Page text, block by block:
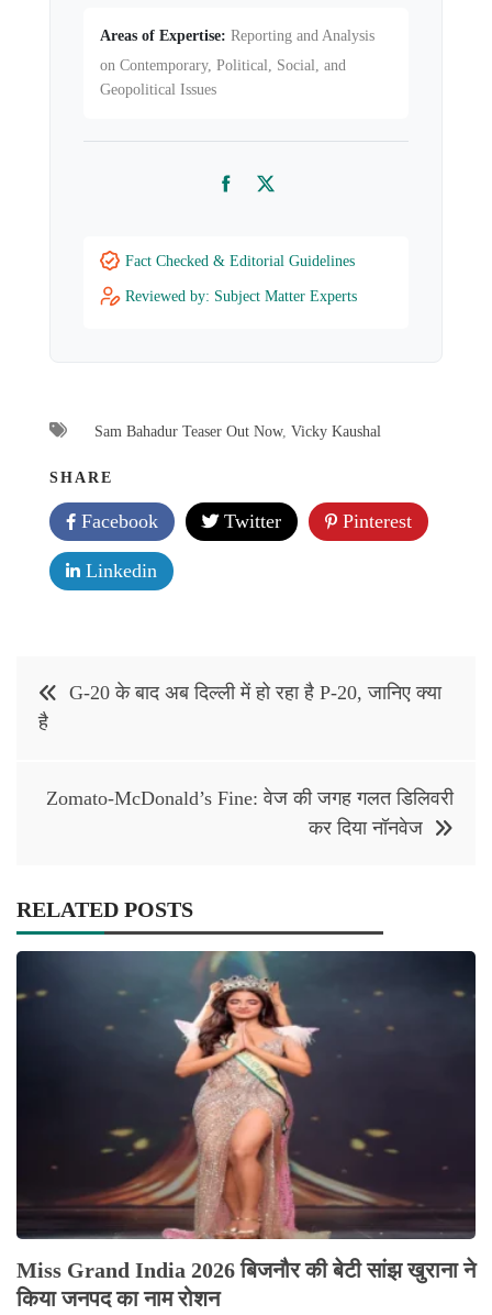
Areas of Expertise: Reporting and Analysis
on Contemporary, Political, Social, and
Geopolitical Issues
FacebookTwitter
Fact Checked & Editorial Guidelines
Reviewed by: Subject Matter Experts
Sam Bahadur Teaser Out Now, Vicky Kaushal
SHARE
Facebook Twitter Pinterest
Linkedin
navigation
G-20 के बाद अब दिल्ली में हो रहा है P-20, जानिए क्या
है
Zomato-McDonald’s Fine: वेज की जगह गलत डिलिवरी
कर दिया नॉनवेज
RELATED POSTS
Miss Grand India 2026 बिजनौर की बेटी सांझ खुराना ने
किया जनपद का नाम रोशन